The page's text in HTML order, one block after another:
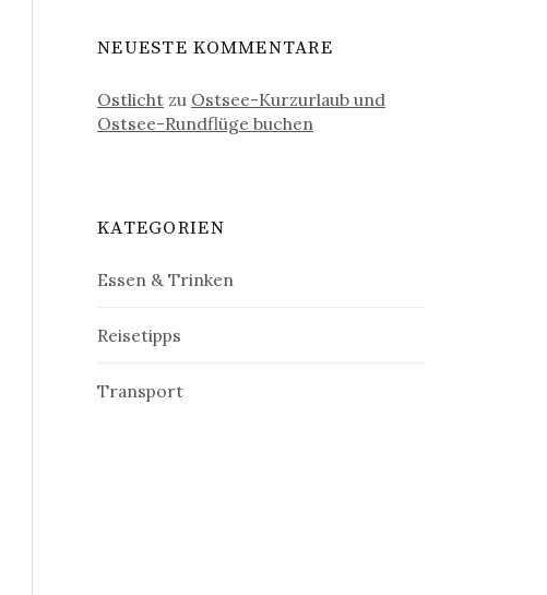
NEUESTE KOMMENTARE
Ostlicht zu Ostsee-Kurzurlaub und
Ostsee-Rundflüge buchen
KATEGORIEN
Essen & Trinken
Reisetipps
Transport